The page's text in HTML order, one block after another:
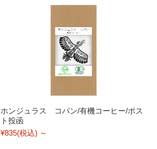
ホンジュラス コパン/有機コーヒー/ポス
ト投函
¥835(税込) ～